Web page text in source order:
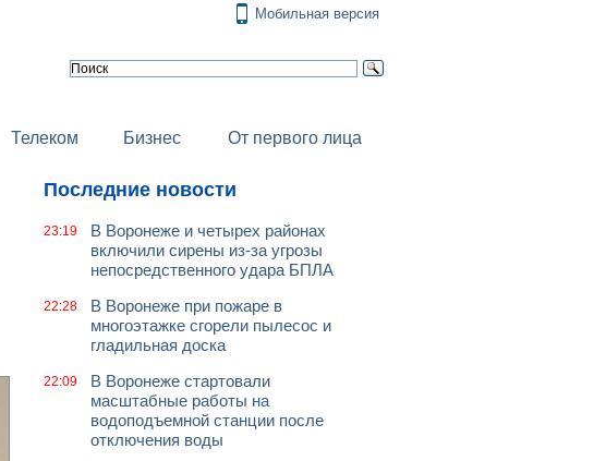
Мобильная версия
Телеком Бизнес От первого лица
Последние новости
23:19
В Воронеже и четырех районах
включили сирены из-за угрозы
непосредственного удара БПЛА
22:28
В Воронеже при пожаре в
многоэтажке сгорели пылесос и
гладильная доска
22:09
В Воронеже стартовали
масштабные работы на
водоподъемной станции после
отключения воды